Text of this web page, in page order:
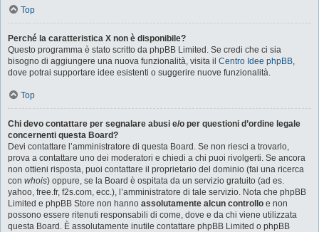
Top
Perché la caratteristica X non è disponibile?
Questo programma è stato scritto da phpBB Limited. Se credi che ci sia
bisogno di aggiungere una nuova funzionalità, visita il Centro Idee phpBB,
dove potrai supportare idee esistenti o suggerire nuove funzionalità.
Top
Chi devo contattare per segnalare abusi e/o per questioni d’ordine legale
concernenti questa Board?
Devi contattare l’amministratore di questa Board. Se non riesci a trovarlo,
prova a contattare uno dei moderatori e chiedi a chi puoi rivolgerti. Se ancora
non ottieni risposta, puoi contattare il proprietario del dominio (fai una ricerca
con whois) oppure, se la Board è ospitata da un servizio gratuito (ad es.
yahoo, free.fr, f2s.com, ecc.), l’amministratore di tale servizio. Nota che phpBB
Limited e phpBB Store non hanno assolutamente alcun controllo e non
possono essere ritenuti responsabili di come, dove e da chi viene utilizzata
questa Board. È assolutamente inutile contattare phpBB Limited o phpBB